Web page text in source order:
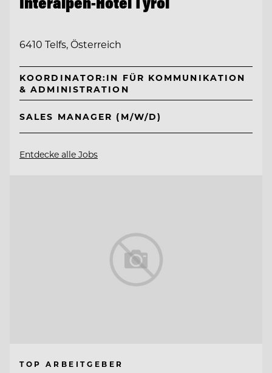
6410 Telfs, Österreich
KOORDINATOR:IN FÜR KOMMUNIKATION
& ADMINISTRATION
SALES MANAGER (M/W/D)
Entdecke alle Jobs
TOP ARBEITGEBER